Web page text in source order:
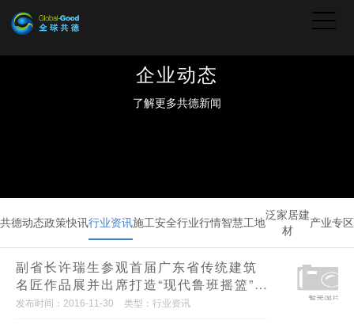
企业动态
了解更多共德新闻
共德动态政策快讯行业资讯施工安全行业行情智慧工地
泛家居建
材
产业专区
副省长许瑞生参观首届广东省传统建筑
名匠作品展并出席打造“现代鲁班摇篮”启
动暨首届广东省传统建筑名匠授牌仪式
发布时间：2016-11-30 类型：行业资讯